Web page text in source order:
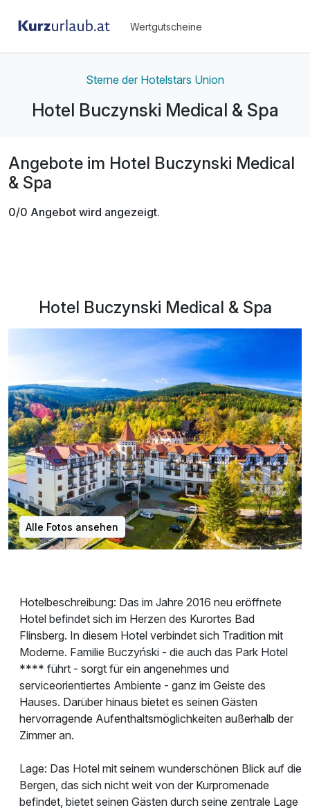
Wertgutscheine
Sterne der Hotelstars Union
Hotel Buczynski Medical & Spa
Angebote im Hotel Buczynski Medical
& Spa
0/0 Angebot wird angezeigt.
Hotel Buczynski Medical & Spa
Alle Fotos ansehen
Hotelbeschreibung: Das im Jahre 2016 neu eröffnete
Hotel befindet sich im Herzen des Kurortes Bad
Flinsberg. In diesem Hotel verbindet sich Tradition mit
Moderne. Familie Buczyński - die auch das Park Hotel
**** führt - sorgt für ein angenehmes und
serviceorientiertes Ambiente - ganz im Geiste des
Hauses. Darüber hinaus bietet es seinen Gästen
hervorragende Aufenthaltsmöglichkeiten außerhalb der
Zimmer an.
Lage: Das Hotel mit seinem wunderschönen Blick auf die
Bergen, das sich nicht weit von der Kurpromenade
befindet, bietet seinen Gästen durch seine zentrale Lage